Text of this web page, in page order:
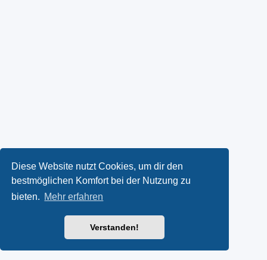
Diese Website nutzt Cookies, um dir den
bestmöglichen Komfort bei der Nutzung zu
bieten. Mehr erfahren
Verstanden!